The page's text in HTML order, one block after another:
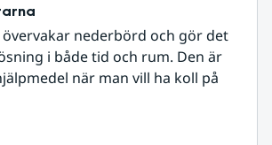
övervakar nederbörd och gör det
i både tid och rum. Den är
när man vill ha koll på